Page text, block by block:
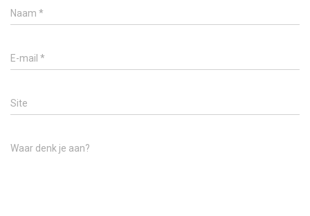
Naam *
E-mail *
Site
Waar denk je aan?